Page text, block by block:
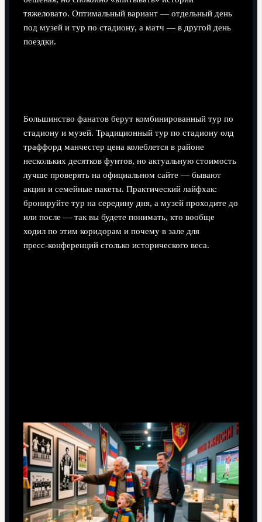
тяжеловато. Оптимальный вариант — отдельный день
под музей и тур по стадиону, а матч — в другой день
поездки.
Большинство фанатов берут комбинированный тур по
стадиону и музей. Традиционный тур по стадиону олд
траффорд манчестер цена колеблется в районе
нескольких десятков фунтов, но актуальную стоимость
лучше проверять на официальном сайте — бывают
акции и семейные пакеты. Практический лайфхак:
бронируйте тур на середину дня, а музей проходите до
или после — так вы будете понимать, кто вообще
ходил по этим коридорам и почему в зале для
пресс‑конференций столько исторического веса.